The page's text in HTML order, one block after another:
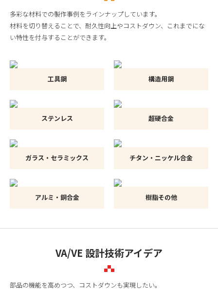
多彩な材料での製作事例をラインナップしています。
材料を切り替えることで、耐久性向上やコストダウン、これまでにな
い特性を付与することができます。
工具鋼 構造用鋼
ステンレス 超硬合金
ガラス・セラミックス チタン・ニッケル合金
アルミ・銅合金 樹脂その他
VA/VE 設計技術アイデア
部品の機能を高めつつ、コストダウンも実現したい。